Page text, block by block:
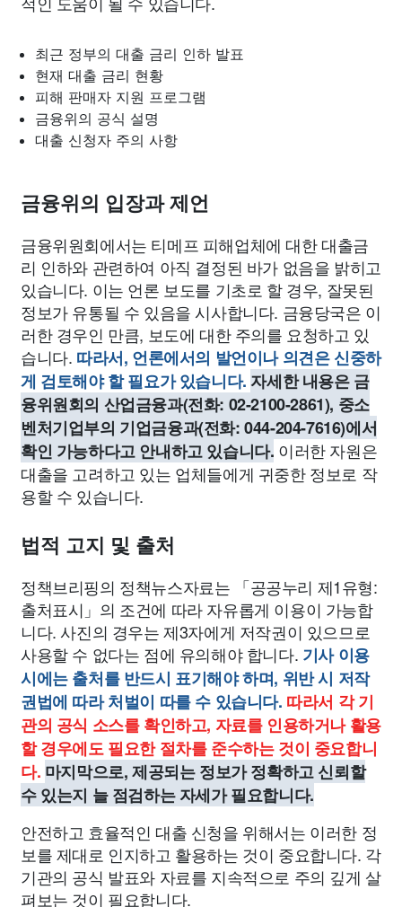
최근 정부의 대출 금리 인하 발표
현재 대출 금리 현황
피해 판매자 지원 프로그램
금융위의 공식 설명
대출 신청자 주의 사항
금융위의 입장과 제언
금융위원회에서는 티메프 피해업체에 대한 대출금
리 인하와 관련하여 아직 결정된 바가 없음을 밝히고
있습니다. 이는 언론 보도를 기초로 할 경우, 잘못된
정보가 유통될 수 있음을 시사합니다. 금융당국은 이
러한 경우인 만큼, 보도에 대한 주의를 요청하고 있
습니다. 따라서, 언론에서의 발언이나 의견은 신중하
게 검토해야 할 필요가 있습니다. 자세한 내용은 금
융위원회의 산업금융과(전화: 02-2100-2861), 중소
벤처기업부의 기업금융과(전화: 044-204-7616)에서
확인 가능하다고 안내하고 있습니다. 이러한 자원은
대출을 고려하고 있는 업체들에게 귀중한 정보로 작
용할 수 있습니다.
법적 고지 및 출처
정책브리핑의 정책뉴스자료는 「공공누리 제1유형:
출처표시」의 조건에 따라 자유롭게 이용이 가능합
니다. 사진의 경우는 제3자에게 저작권이 있으므로
사용할 수 없다는 점에 유의해야 합니다. 기사 이용
시에는 출처를 반드시 표기해야 하며, 위반 시 저작
권법에 따라 처벌이 따를 수 있습니다. 따라서 각 기
관의 공식 소스를 확인하고, 자료를 인용하거나 활용
할 경우에도 필요한 절차를 준수하는 것이 중요합니
다. 마지막으로, 제공되는 정보가 정확하고 신뢰할
수 있는지 늘 점검하는 자세가 필요합니다.
안전하고 효율적인 대출 신청을 위해서는 이러한 정
보를 제대로 인지하고 활용하는 것이 중요합니다. 각
기관의 공식 발표와 자료를 지속적으로 주의 깊게 살
펴보는 것이 필요합니다.